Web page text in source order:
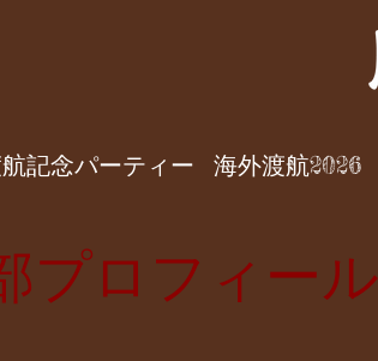
記念パーティー 海外渡航2026
プロフィール